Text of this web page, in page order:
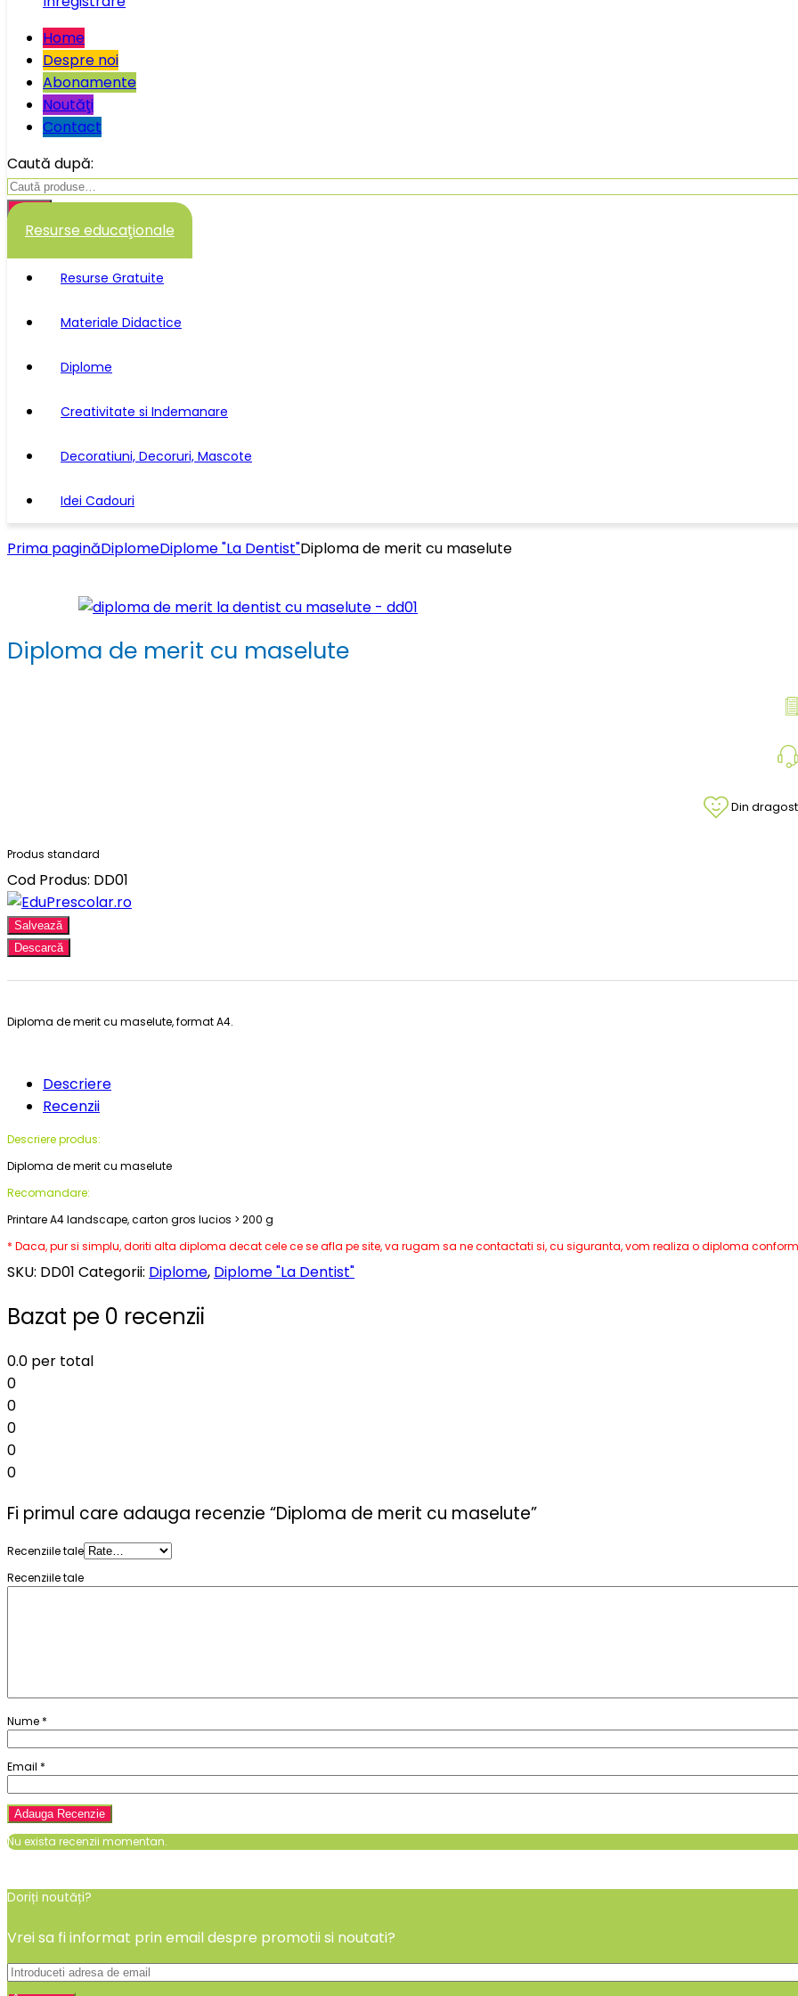
Home
Despre noi
Abonamente
Noutăţi
Contact
Caută după:
Caută
Resurse educaţionale
Resurse Gratuite
Materiale Didactice
Diplome
Creativitate si Indemanare
Decoratiuni, Decoruri, Mascote
Idei Cadouri
Prima paginăDiplomeDiplome "La Dentist"Diploma de merit cu maselute
Diploma de merit cu maselute
Din
Produs standard
Cod Produs: DD01
Salvează
Descarcă
Diploma de merit cu maselute, format A4.
Descriere
Recenzii
Descriere produs:
Diploma de merit cu maselute
Recomandare:
Printare A4 landscape, carton gros lucios > 200 g
* Daca, pur si simplu, doriti alta diploma decat cele ce se afla pe site, va rugam sa ne contactati si, cu siguranta, vom realiza o diploma
SKU: DD01 Categorii: Diplome, Diplome "La Dentist"
Bazat pe 0 recenzii
0.0 per total
0
0
0
0
0
Fi primul care adauga recenzie “Diploma de merit cu maselute”
Recenziile tale
Recenziile tale
Nume *
Email *
Nu exista recenzii momentan.
Doriți noutăți?
Vrei sa fi informat prin email despre promotii si noutati?